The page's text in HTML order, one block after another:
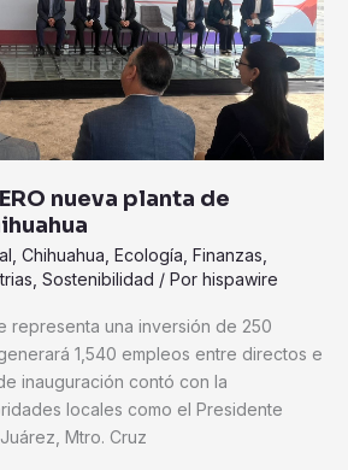
nueva planta de
Chihuahua Ecología Finanzas
Sostenibilidad / Por hispawire
representa una inversión de 250
1,540 empleos entre directos e
inauguración contó con la
locales como el Presidente
Mtro. Cruz